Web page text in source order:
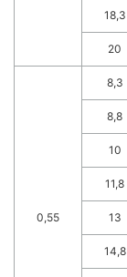
18,3
20
0,55
8,3
8,8
10
11,8
13
14,8